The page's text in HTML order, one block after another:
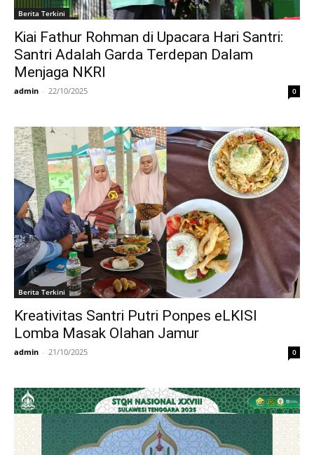
Berita Terkini
Kiai Fathur Rohman di Upacara Hari Santri:
Santri Adalah Garda Terdepan Dalam
Menjaga NKRI
admin - 22/10/2025 0
Berita Terkini
Kreativitas Santri Putri Ponpes eLKISI
Lomba Masak Olahan Jamur
admin - 21/10/2025 0